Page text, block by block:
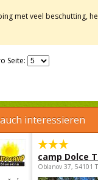
met veel beschutting,
Seite:
interessieren
camp Dolce
Oblanov 37, 54101